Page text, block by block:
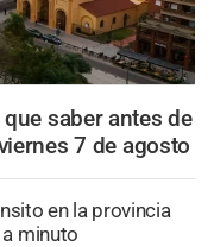
saber antes de
7 de agosto
en la provincia
minuto